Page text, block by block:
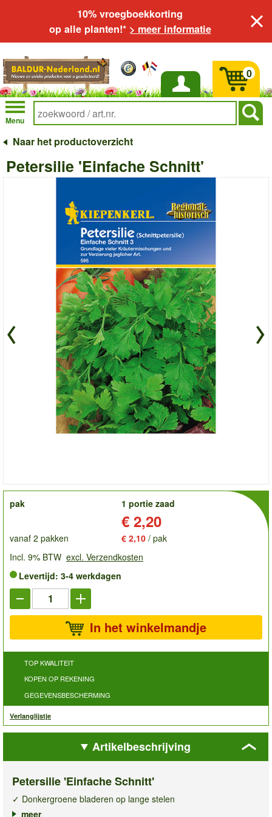
10% vroegboekkorting
op alle planten!* > meer informatie
Inloggen
Menu
0
Naar het productoverzicht
Petersilie 'Einfache Schnitt'
order
pak
1 portie zaad
€ 2,20
vanaf 2 pakken € 2,10 / pak
Incl. 9% BTW excl. Verzendkosten
Levertijd: 3-4 werkdagen
In het winkelmandje
TOP KWALITEIT
KOPEN OP REKENING
GEGEVENSBESCHERMING
Verlanglijstje
Artikelbeschrijving
Petersilie 'Einfache Schnitt'
✓ Donkergroene bladeren op lange stelen
✓ Aromatisch & geschikt om in te vriezen
meer